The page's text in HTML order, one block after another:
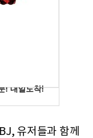
유저들과 함께